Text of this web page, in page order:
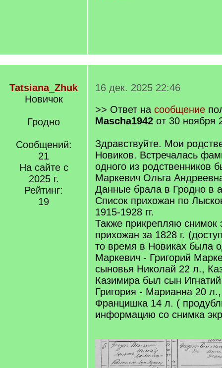
Tatsiana_Zhuk
Новичок
Гродно
Сообщений:
21
На сайте с
2025 г.
Рейтинг:
19
16 дек. 2025 22:46
>> Ответ на сообщение
Mascha1942 от 30 ноября
Здравствуйте. Мои
Новиков. Встречалась
одного из родственников
Маркевич Ольга
Данные брала в Гродно в
Список прихожан по
1915-1928 гг.
Также прикрепляю снимок
прихожан за 1828 г.
то время в Новиках была
Маркевич - Григорий
сыновья Николай 22 л.,
Казимира был сын
Григория - Марианна 20
Францишка 14 л. (
информацию со снимка